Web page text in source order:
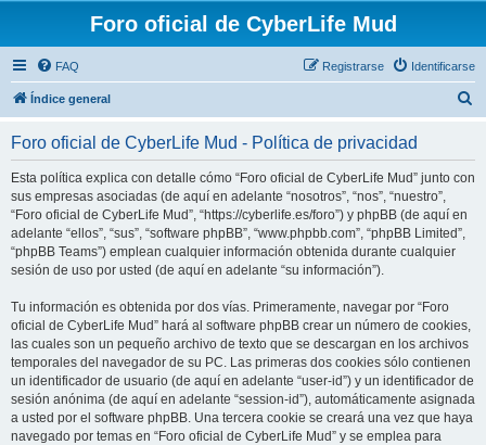
Foro oficial de CyberLife Mud
FAQ Identificarse
Registrarse
Índice general
Foro oficial de CyberLife Mud - Política de privacidad
Esta política explica con detalle cómo “Foro oficial de CyberLife Mud” junto con
sus empresas asociadas (de aquí en adelante “nosotros”, “nos”, “nuestro”,
“Foro oficial de CyberLife Mud”, “https://cyberlife.es/foro”) y phpBB (de aquí en
adelante “ellos”, “sus”, “software phpBB”, “www.phpbb.com”, “phpBB Limited”,
“phpBB Teams”) emplean cualquier información obtenida durante cualquier
sesión de uso por usted (de aquí en adelante “su información”).
Tu información es obtenida por dos vías. Primeramente, navegar por “Foro
oficial de CyberLife Mud” hará al software phpBB crear un número de cookies,
las cuales son un pequeño archivo de texto que se descargan en los archivos
temporales del navegador de su PC. Las primeras dos cookies sólo contienen
un identificador de usuario (de aquí en adelante “user-id”) y un identificador de
sesión anónima (de aquí en adelante “session-id”), automáticamente asignada
a usted por el software phpBB. Una tercera cookie se creará una vez que haya
navegado por temas en “Foro oficial de CyberLife Mud” y se emplea para